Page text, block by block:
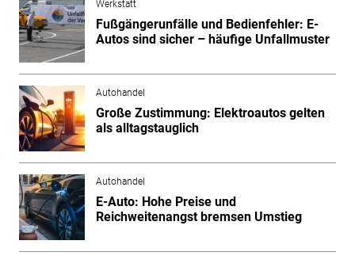
Werkstatt
Fußgängerunfälle und Bedienfehler: E-
Autos sind sicher – häufige Unfallmuster
Autohandel
Große Zustimmung: Elektroautos gelten
als alltagstauglich
Autohandel
E-Auto: Hohe Preise und
Reichweitenangst bremsen Umstieg